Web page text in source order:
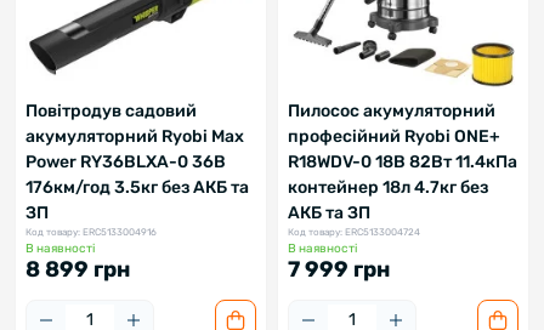
Повітродув садовий
акумуляторний Ryobi Max
Power RY36BLXA-0 36В
176км/год 3.5кг без АКБ та
ЗП
Код товару: ERC5133004916
В наявності
8 899 грн
Пилосос акумуляторний
професійний Ryobi ONE+
R18WDV-0 18В 82Вт 11.4кПа
контейнер 18л 4.7кг без
АКБ та ЗП
Код товару: ERC5133004724
В наявності
7 999 грн